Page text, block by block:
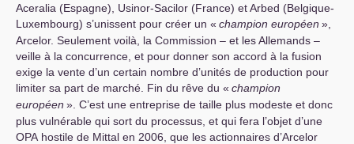
Aceralia (Espagne), Usinor-Sacilor (France) et Arbed (Belgique-
Luxembourg) s’unissent pour créer un « champion européen »,
Arcelor. Seulement voilà, la Commission – et les Allemands –
veille à la concurrence, et pour donner son accord à la fusion
exige la vente d’un certain nombre d’unités de production pour
limiter sa part de marché. Fin du rêve du « champion
européen ». C’est une entreprise de taille plus modeste et donc
plus vulnérable qui sort du processus, et qui fera l’objet d’une
OPA hostile de Mittal en 2006, que les actionnaires d’Arcelor